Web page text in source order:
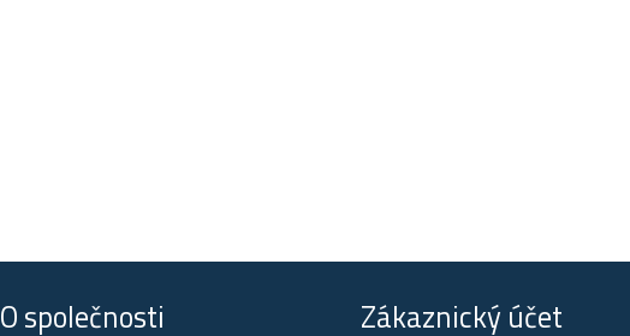
O společnosti Zákaznický účet